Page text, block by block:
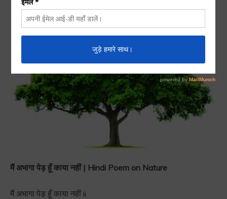
मैं अभागा पेड़ हूँ काया नहीं | Hindi Poem on Nature
मैं अभागा पेड़ हूँ काया नहीं ii